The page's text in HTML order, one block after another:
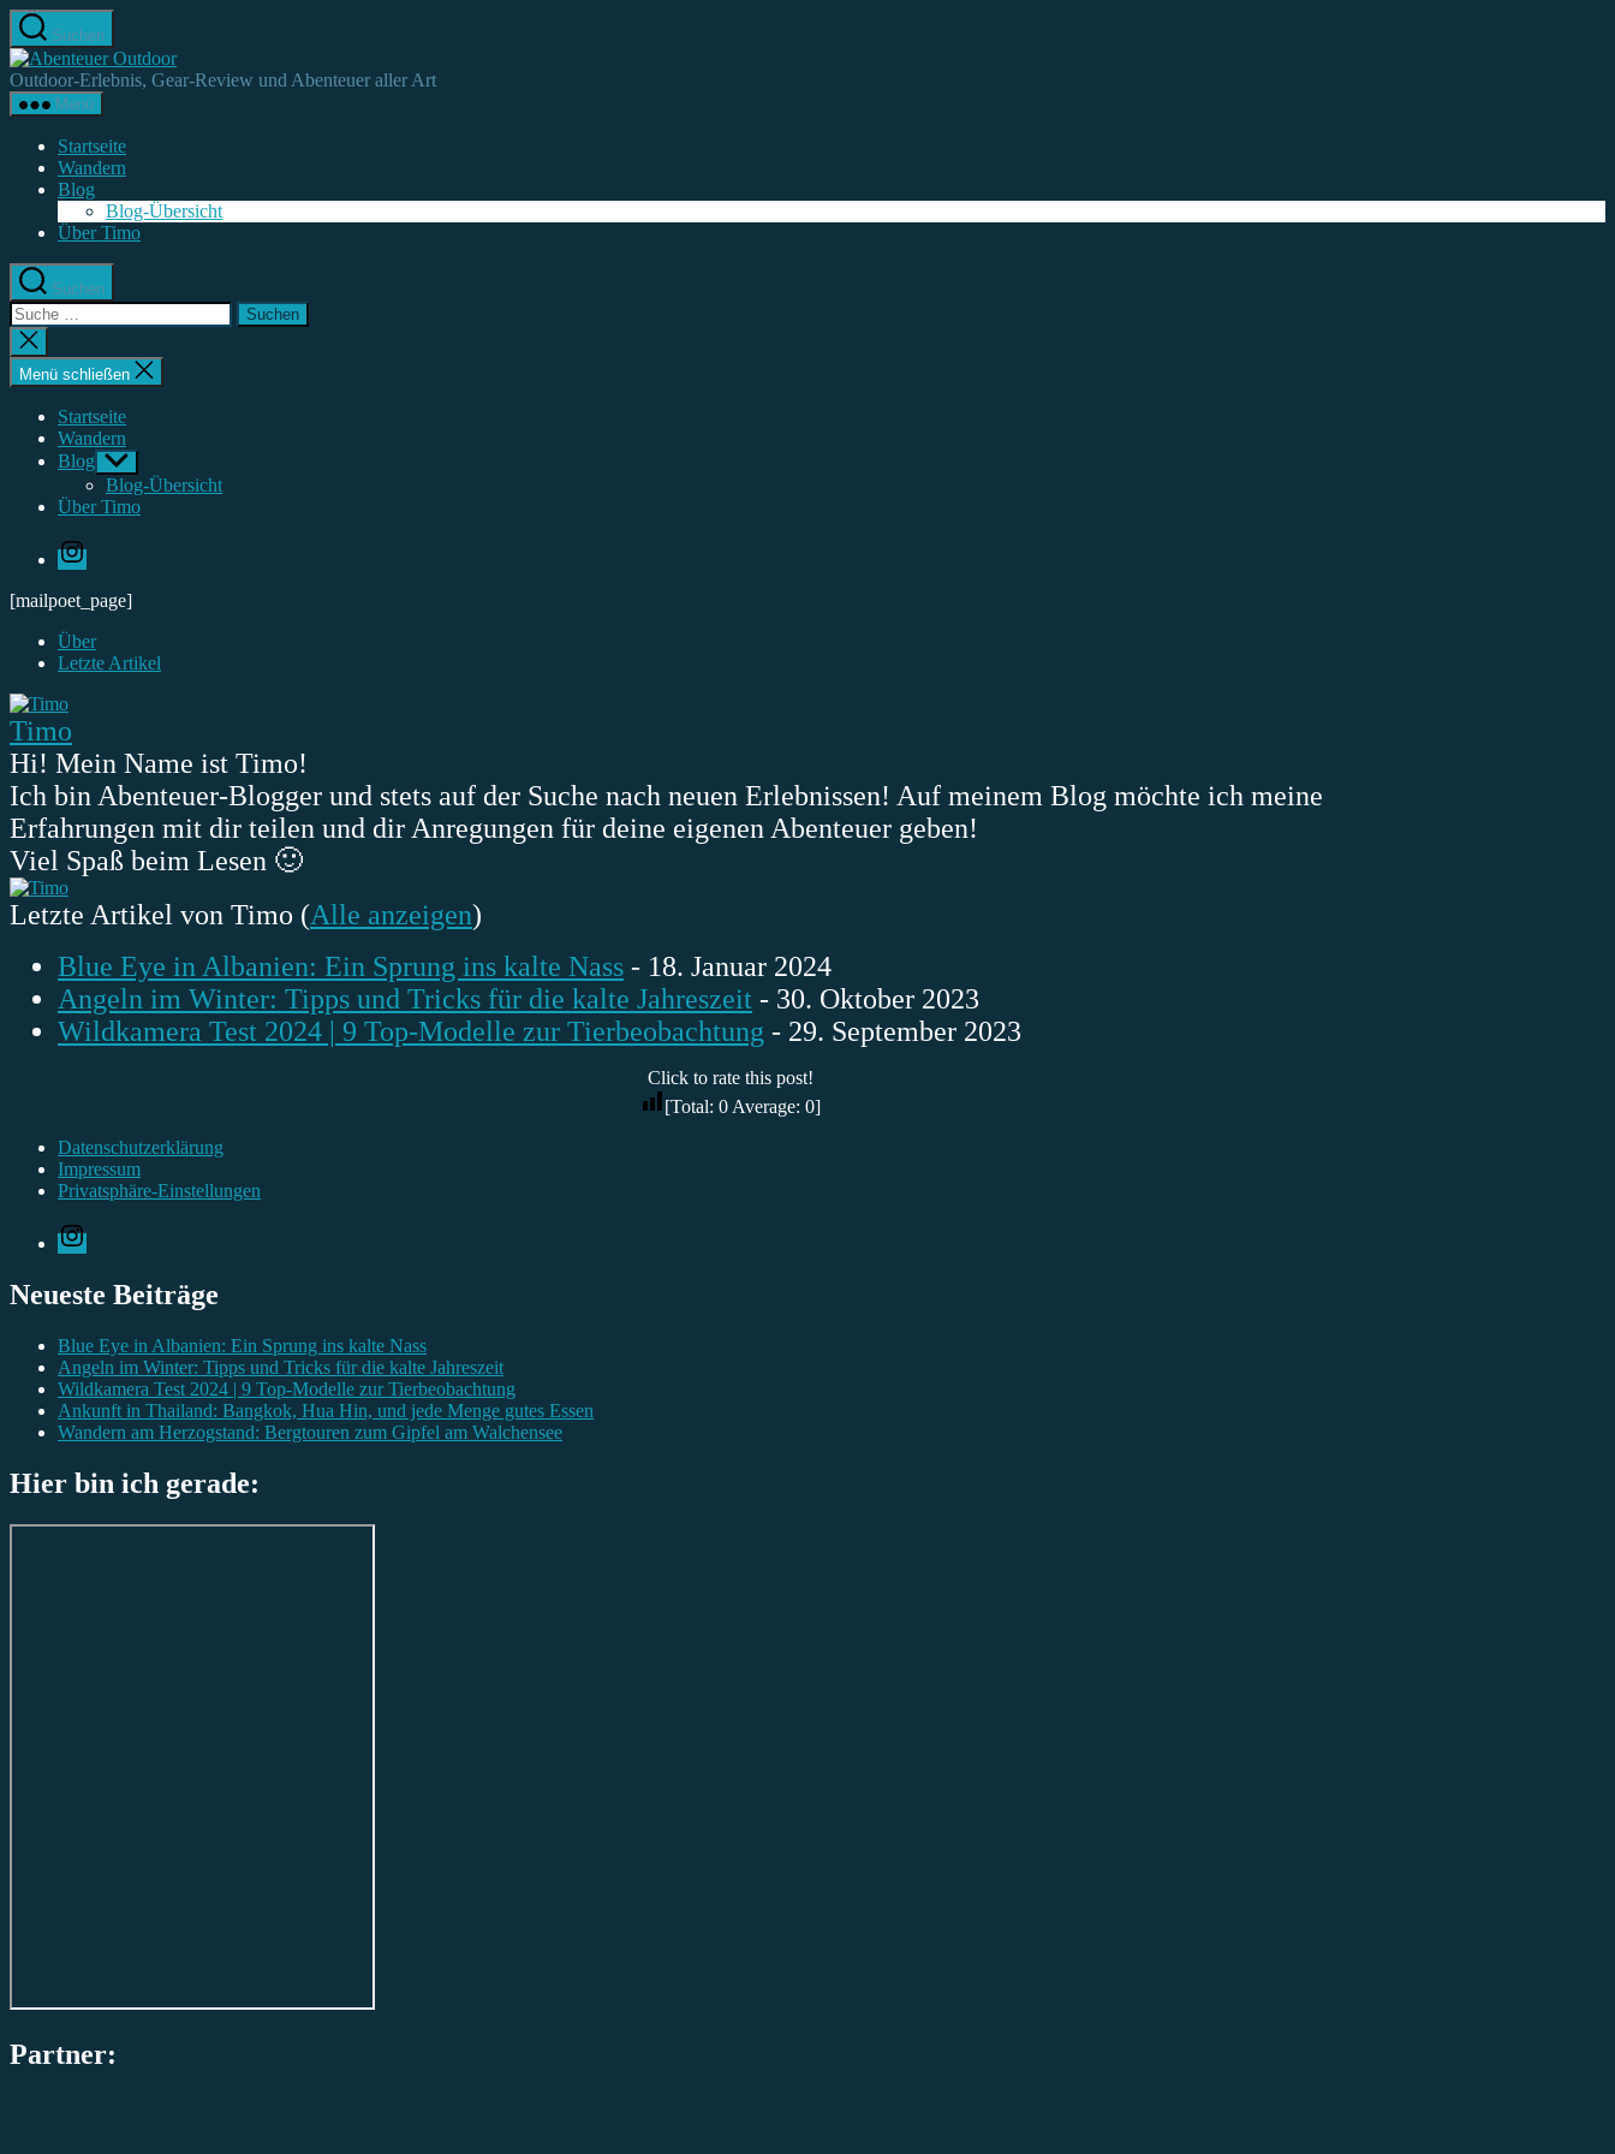
Direkt
zum
Inhalt
wechseln
Suchen
Abenteuer
Outdoor
Outdoor-Erlebnis, Gear-Review und Abenteuer aller Art
Menü
Startseite
Wandern
Blog
Blog-Übersicht
Über Timo
Suchen
Suche
nach:
Suche
schließen
Menü schließen
Startseite
Wandern
Blog Untermenü
anzeigen
Blog-Übersicht
Über Timo
Instagram
[mailpoet_page]
Über
Letzte Artikel
Timo
Hi! Mein Name ist Timo!
Ich bin Abenteuer-Blogger und stets auf der Suche nach neuen Erlebnissen! Auf meinem Blog möchte ich meine
Erfahrungen mit dir teilen und dir Anregungen für deine eigenen Abenteuer geben!
Viel Spaß beim Lesen 🙂
Letzte Artikel von Timo (Alle anzeigen)
Blue Eye in Albanien: Ein Sprung ins kalte Nass - 18. Januar 2024
Angeln im Winter: Tipps und Tricks für die kalte Jahreszeit - 30. Oktober 2023
Wildkamera Test 2024 | 9 Top-Modelle zur Tierbeobachtung - 29. September 2023
Click to rate this post!
[Total: 0 Average: 0]
Datenschutzerklärung
Impressum
Privatsphäre-Einstellungen
Instagram
Neueste Beiträge
Blue Eye in Albanien: Ein Sprung ins kalte Nass
Angeln im Winter: Tipps und Tricks für die kalte Jahreszeit
Wildkamera Test 2024 | 9 Top-Modelle zur Tierbeobachtung
Ankunft in Thailand: Bangkok, Hua Hin, und jede Menge gutes Essen
Wandern am Herzogstand: Bergtouren zum Gipfel am Walchensee
Hier bin ich gerade:
Partner: